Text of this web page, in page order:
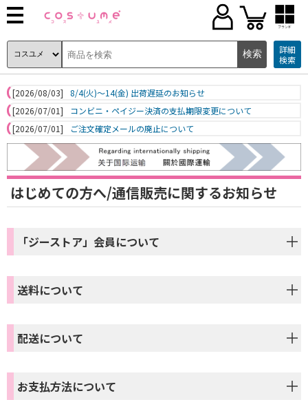
ブランド
詳細
検索
[2026/08/03]
8/4(火)～14(金) 出荷遅延のお知らせ
[2026/07/01]
コンビニ・ペイジー決済の支払期限変更について
[2026/07/01]
ご注文確定メールの廃止について
はじめての方へ/通信販売に関するお知らせ
「ジーストア」会員について
送料について
配送について
お支払方法について